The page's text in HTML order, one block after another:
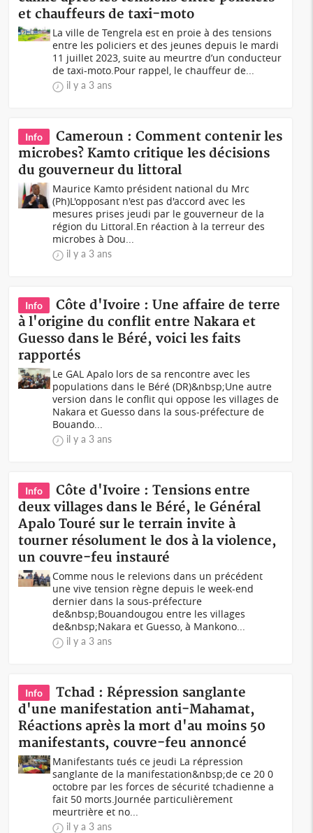
et chauffeurs de taxi-moto
La ville de Tengrela est en proie à des tensions
entre les policiers et des jeunes depuis le mardi
11 juillet 2023, suite au meurtre d’un conducteur
de taxi-moto.Pour rappel, le chauffeur de...
il y a 3 ans
Info
Cameroun : Comment contenir les
microbes? Kamto critique les décisions
du gouverneur du littoral
Maurice Kamto président national du Mrc
(Ph)L'opposant n'est pas d'accord avec les
mesures prises jeudi par le gouverneur de la
région du Littoral.En réaction à la terreur des
microbes à Dou...
il y a 3 ans
Info
Côte d'Ivoire : Une affaire de terre
à l'origine du conflit entre Nakara et
Guesso dans le Béré, voici les faits
rapportés
Le GAL Apalo lors de sa rencontre avec les
populations dans le Béré (DR)&nbsp;Une autre
version dans le conflit qui oppose les villages de
Nakara et Guesso dans la sous-préfecture de
Bouando...
il y a 3 ans
Info
Côte d'Ivoire : Tensions entre
deux villages dans le Béré, le Général
Apalo Touré sur le terrain invite à
tourner résolument le dos à la violence,
un couvre-feu instauré
Comme nous le relevions dans un précédent
une vive tension règne depuis le week-end
dernier dans la sous-préfecture
de&nbsp;Bouandougou entre les villages
de&nbsp;Nakara et Guesso, à Mankono...
il y a 3 ans
Info
Tchad : Répression sanglante
d'une manifestation anti-Mahamat,
Réactions après la mort d'au moins 50
manifestants, couvre-feu annoncé
Manifestants tués ce jeudi La répression
sanglante de la manifestation&nbsp;de ce 20 0
octobre par les forces de sécurité tchadienne a
fait 50 morts.Journée particulièrement
meurtrière et no...
il y a 3 ans